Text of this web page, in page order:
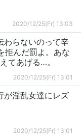
2020/12/25(Fr) 13:03
わらないのって辛
拒んだ罰よ。あな
てあげる…。
2020/12/25(Fr) 13:01
が淫乱女達にレズ
2020/12/25(Fr) 13:01